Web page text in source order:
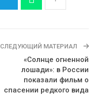
СЛЕДУЮЩИЙ МАТЕРИАЛ
«Солнце огненной
лошади»: в России
показали фильм о
спасении редкого вида